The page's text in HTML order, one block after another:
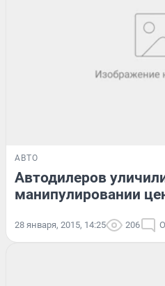
АВТО
Автодилеров
манипулировании
28 января, 2015, 14:25 206